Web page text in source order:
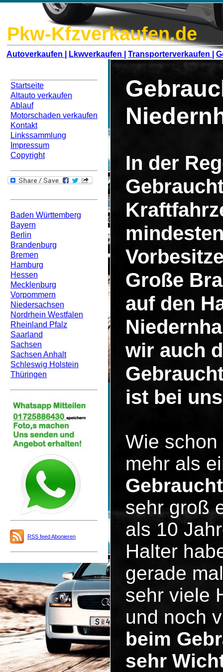
Pkw-Kfzverkaufen.de
Autoverkaufen | Lkwverkaufen | Transporterverkaufen |
Startseite
Altauto verkaufen
Ablauf
Motorschaden verkaufen
Kontakt
Linkssammlung
Impressum
Copyright
Baden Württemberg
Bayern
Berlin
Brandenburg
Bremen
Hamburg
Hessen
Mecklenburg
Vorpommern
Niedersachsen
Nordrhein Westfalen
Rheinland Pfalz
Saarland
Sachsen
Sachsen Anhalt
Schleswig Holstein
Thüringen
RSS feed Abonieren
In der
Große
auf den
wir auch
ist bei
Wie
mehr als
sehr groß
als 10
Halter
gerade
sehr viele
und noch
beim
sehr